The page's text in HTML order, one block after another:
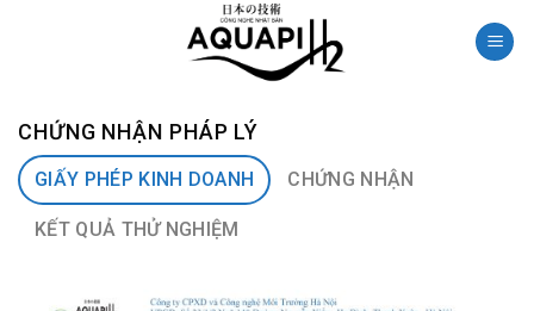
CHỨNG NHẬN PHÁP LÝ
GIẤY PHÉP KINH DOANH CHỨNG NHẬN
KẾT QUẢ THỬ NGHIỆM